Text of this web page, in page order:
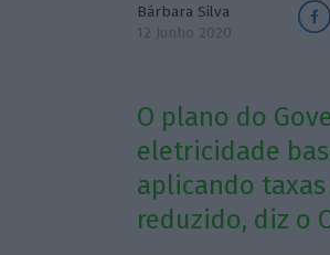
Bárbara Silva
12 Junho 2020
O plano do
eletricidade
aplicando
reduzido, diz o